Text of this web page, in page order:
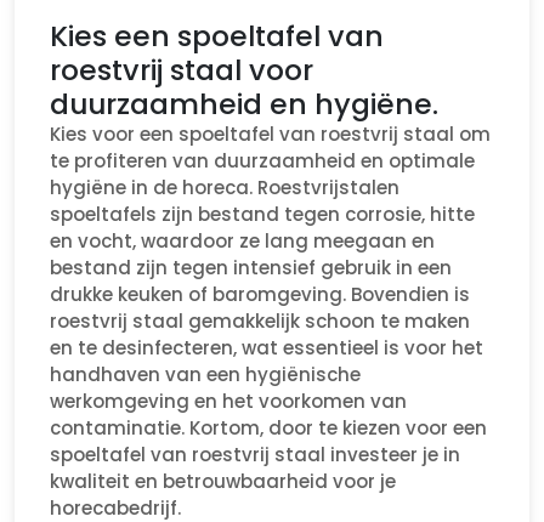
Kies een spoeltafel van
roestvrij staal voor
duurzaamheid en hygiëne.
Kies voor een spoeltafel van roestvrij staal om
te profiteren van duurzaamheid en optimale
hygiëne in de horeca. Roestvrijstalen
spoeltafels zijn bestand tegen corrosie, hitte
en vocht, waardoor ze lang meegaan en
bestand zijn tegen intensief gebruik in een
drukke keuken of baromgeving. Bovendien is
roestvrij staal gemakkelijk schoon te maken
en te desinfecteren, wat essentieel is voor het
handhaven van een hygiënische
werkomgeving en het voorkomen van
contaminatie. Kortom, door te kiezen voor een
spoeltafel van roestvrij staal investeer je in
kwaliteit en betrouwbaarheid voor je
horecabedrijf.